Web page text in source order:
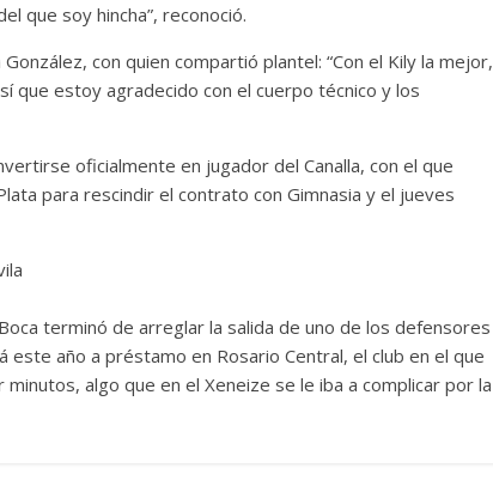
que soy hincha”, reconoció.
con quien compartió plantel: “Con el Kily la mejor,
que estoy agradecido con el cuerpo técnico y los
oficialmente en jugador del Canalla, con el que
para rescindir el contrato con Gimnasia y el jueves
terminó de arreglar la salida de uno de los defensores
año a préstamo en Rosario Central, el club en el que
algo que en el Xeneize se le iba a complicar por la